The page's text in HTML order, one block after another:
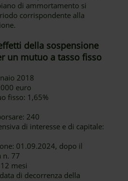
di ammortamento si
corrispondente alla
della sospensione
un mutuo a tasso fisso
2018
euro
fisso: 1,65%
240
di interesse e di capitale:
01.09.2024, dopo il
n. 77
mesi
di decorrenza della